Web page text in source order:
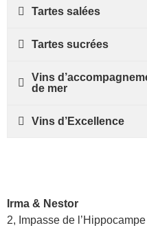
Tartes salées
Tartes sucrées
Vins
de mer
Vins d’Excellence
Irma & Nestor
2, Impasse de l’Hippocampe